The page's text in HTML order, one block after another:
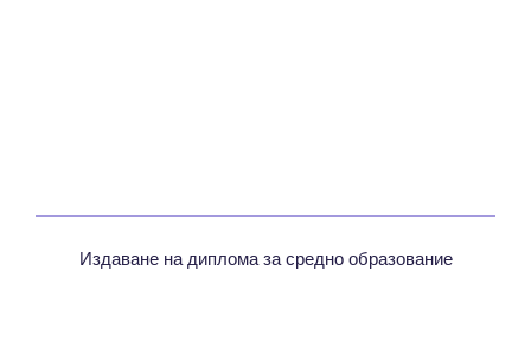
Издаване на диплома за средно образование